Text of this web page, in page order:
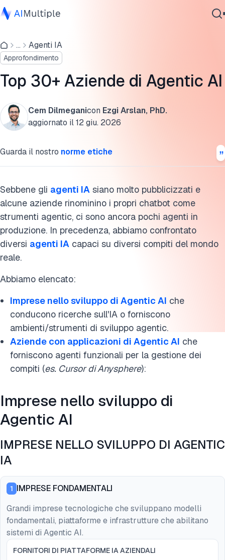
IA Agente
Sicurezza Informatica
Dati
Software Aziendale
Servizi
Contattaci
... Agenti IA
Approfondimento
Top 30+ Aziende di Agentic AI
Cem Dilmeganicon Ezgi Arslan, PhD.
aggiornato il12 giu. 2026
Guarda il nostro norme etiche
Sebbene gli agenti IA siano molto pubblicizzati e
alcune aziende rinominino i propri chatbot come
strumenti agentic, ci sono ancora pochi agenti in
produzione. In precedenza, abbiamo confrontato
diversi agenti IA capaci su diversi compiti del mondo
reale.
Abbiamo elencato:
Imprese nello sviluppo di Agentic AI che
conducono ricerche sull'IA o forniscono
ambienti/strumenti di sviluppo agentic.
Aziende con applicazioni di Agentic AI che
forniscono agenti funzionali per la gestione dei
compiti (es. Cursor di Anysphere):
Imprese nello sviluppo di
Agentic AI
IMPRESE NELLO SVILUPPO DI AGENTIC
IA
1 IMPRESE FONDAMENTALI
Grandi imprese tecnologiche che sviluppano modelli
fondamentali, piattaforme e infrastrutture che abilitano
sistemi di Agentic AI.
FORNITORI DI PIATTAFORME IA AZIENDALI
Aziende con applicazioni di Agentic AI
aziendali
Aziende di Agentic AI per i consumatori
Aziende di Agentic AI per lo sviluppo software
Aziende di Agentic AI per il supporto clienti
Aziende di Agentic AI per la cybersecurity
Aziende di Agentic AI open source
Agentic AI vs. generative IA
Ulteriori letture
Cita questa ricerca